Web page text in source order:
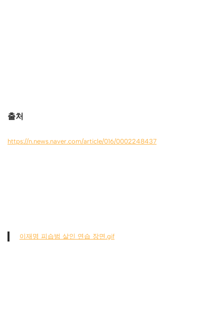
출처
https://n.news.naver.com/article/016/0002248437
이재명 피습범 살인 연습 장면.gif